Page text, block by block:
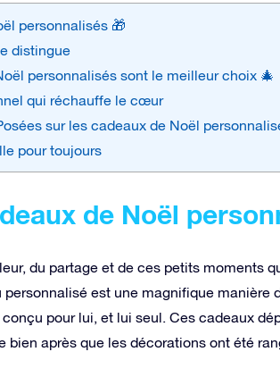
personnalisés 🎁
distingue
personnalisés sont le meilleur choix 🎄
qui réchauffe le cœur
sur les cadeaux de Noël
pour toujours
de Noël
du partage et de ces petits moments
est une magnifique manière
pour lui, et lui seul. Ces cadeaux
bien après que les décorations ont été